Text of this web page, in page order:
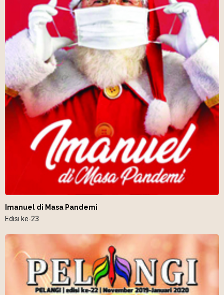
Imanuel di Masa Pandemi
Edisi ke-23